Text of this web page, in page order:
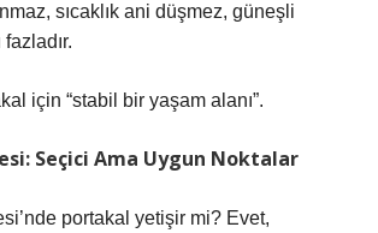
sıcaklık ani düşmez, güneşli
fazladır.
için “stabil bir yaşam alanı”.
Seçici Ama Uygun Noktalar
portakal yetişir mi? Evet,